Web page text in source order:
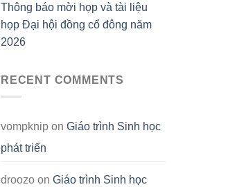
Thông báo mời họp và tài liệu
họp Đại hội đồng cổ đông năm
2026
RECENT COMMENTS
vompknip on Giáo trình Sinh học
phát triển
droozo on Giáo trình Sinh học